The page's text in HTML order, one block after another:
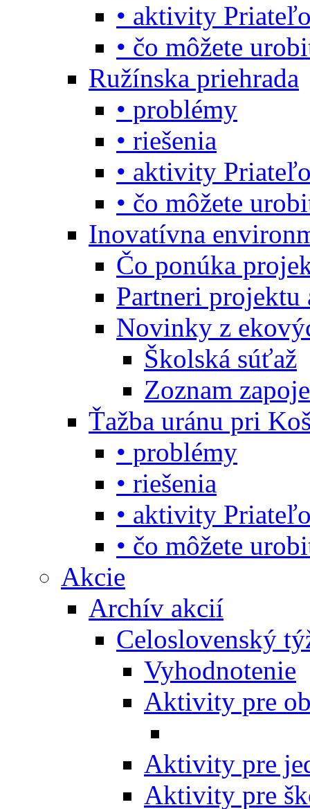
• aktivity
• čo môžete
Ružínska priehrada
• problémy
• riešenia
• aktivity
• čo môžete
Inovatívna
Čo ponúka
Partneri projektu
Novinky z
Školská súťaž
Zoznam
Ťažba uránu pri
• problémy
• riešenia
• aktivity
• čo môžete
Akcie
Archív akcií
Celoslovenský
Vyhodnotenie
Aktivity pre
Aktivity pre
Aktivity pre